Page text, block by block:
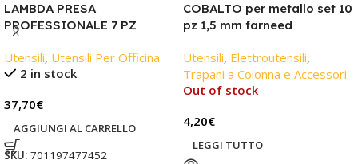
LAMBDA PRESA
PROFESSIONALE 7 PZ
Utensili, Utensili Per Officina
2 in stock
37,70€
AGGIUNGI AL CARRELLO
SKU: 701197477452
COBALTO per metallo set 10
pz 1,5 mm farneed
Utensili, Elettroutensili,
Trapani a Colonna e Accessori
Out of stock
4,20€
LEGGI TUTTO